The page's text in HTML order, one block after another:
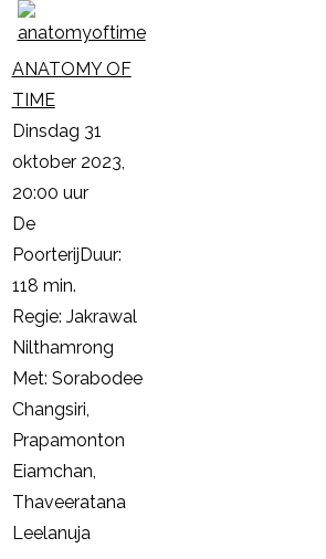
ANATOMY OF
TIME
Dinsdag 31
oktober 2023,
20:00 uur
De
PoorterijDuur:
118 min.
Regie: Jakrawal
Nilthamrong
Met: Sorabodee
Changsiri,
Prapamonton
Eiamchan,
Thaveeratana
Leelanuja